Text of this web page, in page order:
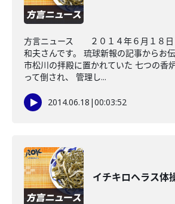
方言ニュース ２０１４年６月１８日
和夫さんです。 琉球新報の記事からお
市松川の拝殿に置かれていた 七つの香
って倒され、 管理し...
2014.06.18 |00:03:52
イチキロヘラス体